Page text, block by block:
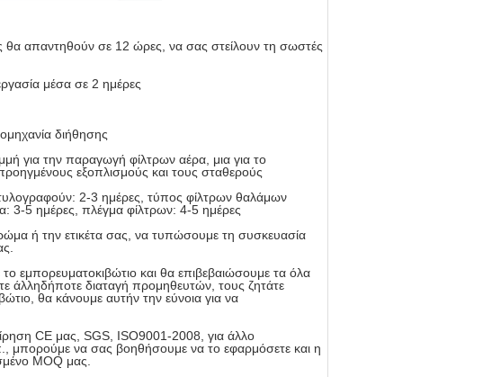
απαντηθούν σε 12 ώρες, να σας στείλουν τη σωστές
μέσα σε 2 ημέρες
διήθησης
για την παραγωγή φίλτρων αέρα, μια για το
εξοπλισμούς και τους σταθερούς
2-3 ημέρες, τύπος φίλτρων θαλάμων
3-5 ημέρες, πλέγμα φίλτρων: 4-5 ημέρες
ή την ετικέτα σας, να τυπώσουμε τη συσκευασία
εμπορευματοκιβώτιο και θα επιβεβαιώσουμε τα όλα
άλληδήποτε διαταγή προμηθευτών, τους ζητάτε
θα κάνουμε αυτήν την εύνοια για να
CE μας, SGS, ISO9001-2008, για άλλο
μπορούμε να σας βοηθήσουμε να το εφαρμόσετε και η
MOQ μας.